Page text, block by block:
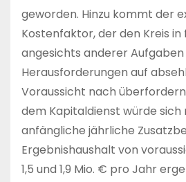
geworden. Hinzu kommt der
Kostenfaktor, der den Kreis in
angesichts anderer Aufgaben
Herausforderungen auf
Voraussicht nach
dem Kapitaldienst würde sich
anfängliche jährliche
Ergebnishaushalt von
1,5 und 1,9 Mio. € pro Jahr